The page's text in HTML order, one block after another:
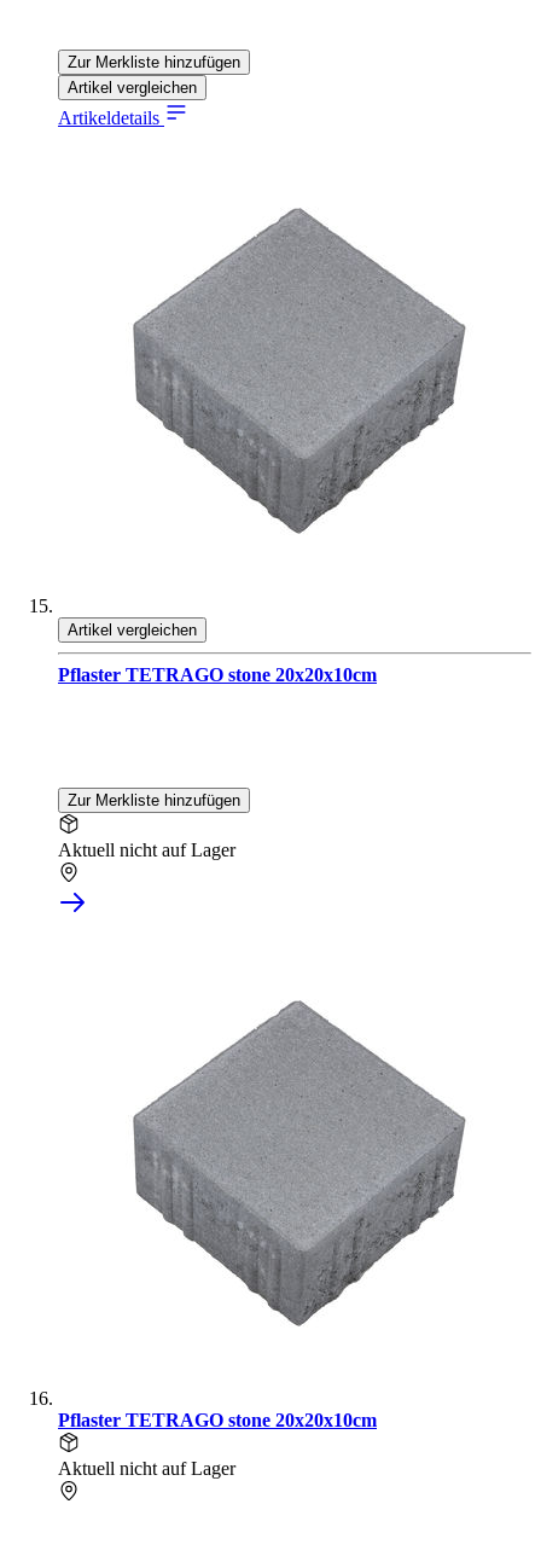
Zur Merkliste hinzufügen
Artikel vergleichen
Artikeldetails
Artikel vergleichen
Pflaster TETRAGO stone 20x20x10cm
Zur Merkliste hinzufügen
Aktuell nicht auf Lager
Pflaster TETRAGO stone 20x20x10cm
Aktuell nicht auf Lager